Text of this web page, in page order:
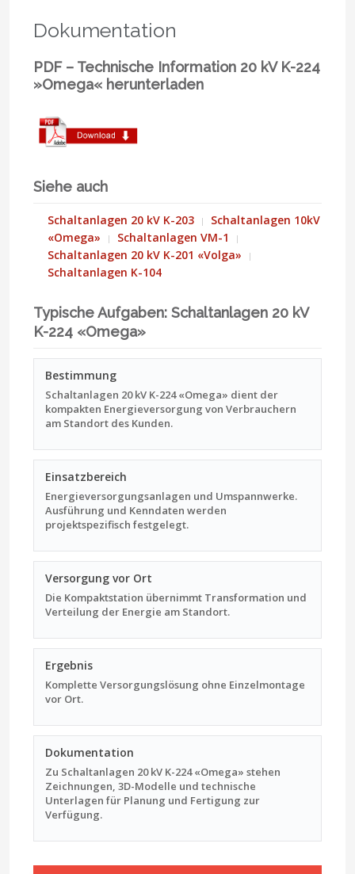
Dokumentation
PDF – Technische Information 20 kV K-224
»Omega« herunterladen
Siehe auch
Schaltanlagen 20 kV K-203
Schaltanlagen 10kV
«Omega»
Schaltanlagen VM-1
Schaltanlagen 20 kV K-201 «Volga»
Schaltanlagen K-104
Typische Aufgaben: Schaltanlagen 20 kV
K-224 «Omega»
Bestimmung
Schaltanlagen 20 kV K-224 «Omega» dient der
kompakten Energieversorgung von Verbrauchern
am Standort des Kunden.
Einsatzbereich
Energieversorgungsanlagen und Umspannwerke.
Ausführung und Kenndaten werden
projektspezifisch festgelegt.
Versorgung vor Ort
Die Kompaktstation übernimmt Transformation und
Verteilung der Energie am Standort.
Ergebnis
Komplette Versorgungs­lösung ohne Einzelmontage
vor Ort.
Dokumentation
Zu Schaltanlagen 20 kV K-224 «Omega» stehen
Zeichnungen, 3D-Modelle und technische
Unterlagen für Planung und Fertigung zur
Verfügung.